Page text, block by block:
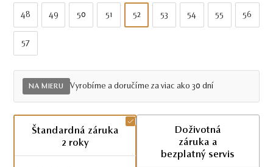
48 49 50 51 52 53 54 55 56
57
NA MIERU Vyrobíme a doručíme za viac ako 30 dní
Štandardná záruka
2 roky
Doživotná
záruka a
bezplatný servis